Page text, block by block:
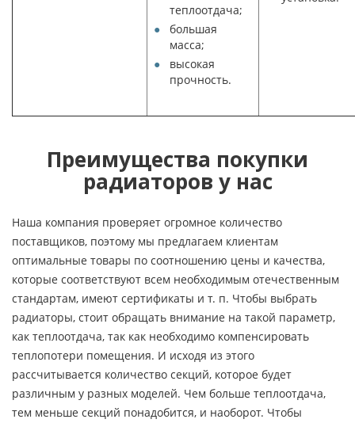
теплоотдача;
большая
масса;
высокая
прочность.
Преимущества покупки
радиаторов у нас
Наша компания проверяет огромное количество
поставщиков, поэтому мы предлагаем клиентам
оптимальные товары по соотношению цены и качества,
которые соответствуют всем необходимым отечественным
стандартам, имеют сертификаты и т. п. Чтобы выбрать
радиаторы, стоит обращать внимание на такой параметр,
как теплоотдача, так как необходимо компенсировать
теплопотери помещения. И исходя из этого
рассчитывается количество секций, которое будет
различным у разных моделей. Чем больше теплоотдача,
тем меньше секций понадобится, и наоборот. Чтобы